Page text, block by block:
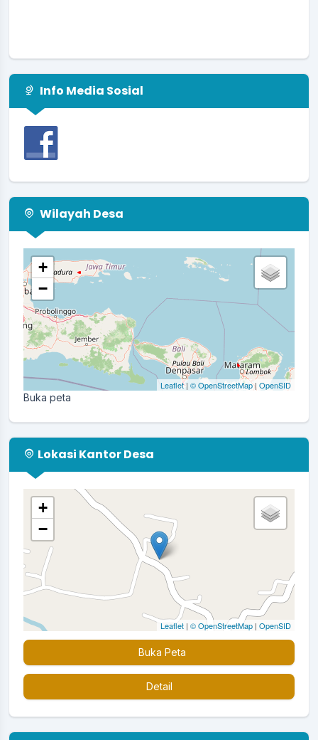
Info Media Sosial
Wilayah Desa
+
−
Leaflet| © OpenStreetMap| OpenSID
Buka peta
Lokasi Kantor Desa
+
−
Leaflet | © OpenStreetMap | OpenSID
Buka Peta
Detail